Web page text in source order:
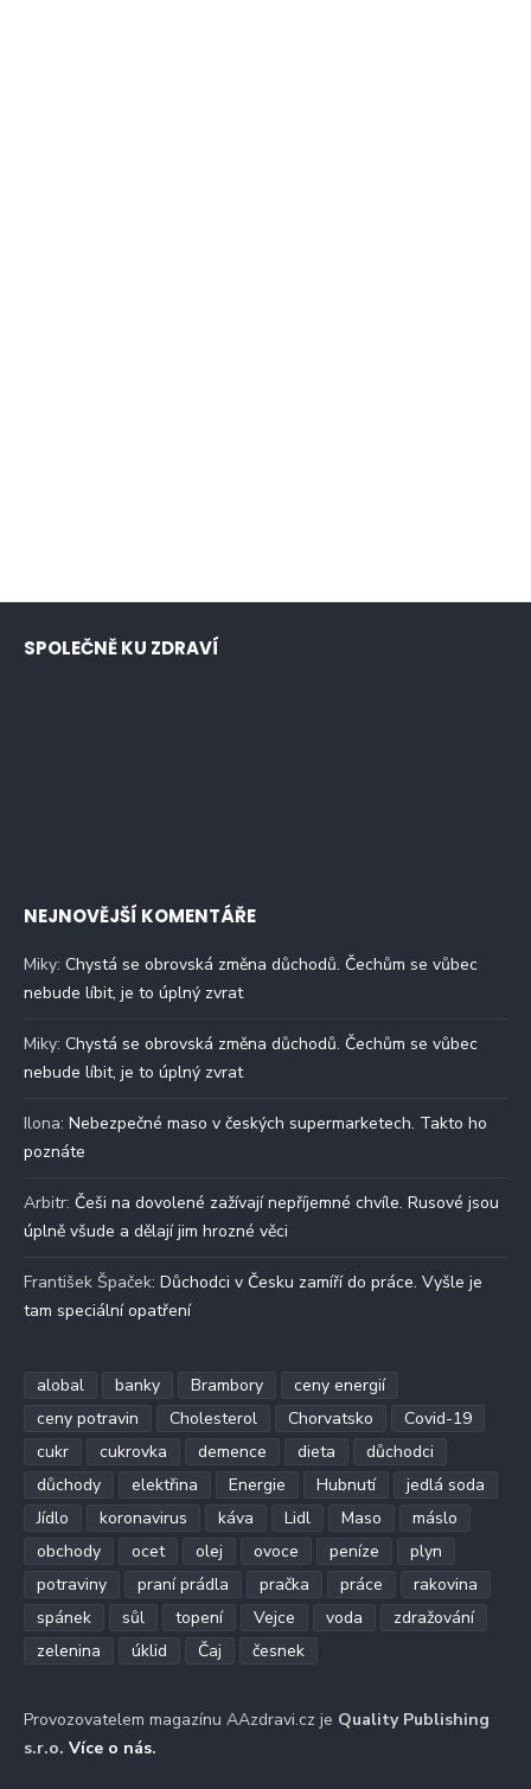
SPOLEČNĚ KU ZDRAVÍ
NEJNOVĚJŠÍ KOMENTÁŘE
Miky: Chystá se obrovská změna důchodů. Čechům se vůbec
nebude líbit, je to úplný zvrat
Miky: Chystá se obrovská změna důchodů. Čechům se vůbec
nebude líbit, je to úplný zvrat
Ilona: Nebezpečné maso v českých supermarketech. Takto ho
poznáte
Arbitr: Češi na dovolené zažívají nepříjemné chvíle. Rusové jsou
úplně všude a dělají jim hrozné věci
František Špaček: Důchodci v Česku zamíří do práce. Vyšle je
tam speciální opatření
alobal banky Brambory
ceny energií
ceny potravin
Cholesterol Chorvatsko
Covid-19
cukr
cukrovka demence dieta
důchodci
důchody
elektřina Energie Hubnutí
jedlá soda
Jídlo
koronavirus káva Lidl Maso
máslo
obchody
ocet olej ovoce peníze
plyn
potraviny
praní prádla pračka práce
rakovina
spánek
sůl topení Vejce voda
zdražování
zelenina
úklid Čaj česnek
Provozovatelem magazínu AAzdravi.cz je Quality Publishing
s.r.o. Více o nás.